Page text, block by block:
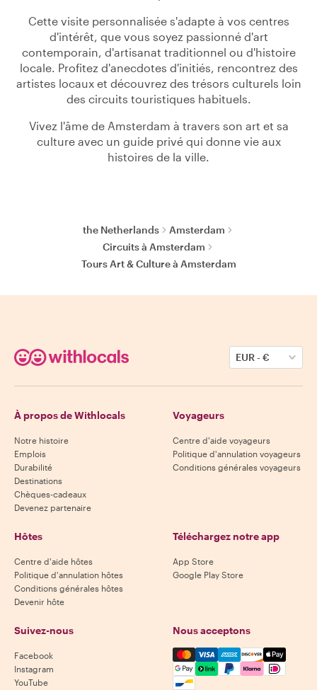
Cette visite personnalisée s'adapte à vos centres
d'intérêt, que vous soyez passionné d'art
contemporain, d'artisanat traditionnel ou d'histoire
locale. Profitez d'anecdotes d'initiés, rencontrez des
artistes locaux et découvrez des trésors culturels loin
des circuits touristiques habituels.
Vivez l'âme de Amsterdam à travers son art et sa
culture avec un guide privé qui donne vie aux
histoires de la ville.
the Netherlands
Amsterdam
Circuits à Amsterdam
Tours Art & Culture à Amsterdam
EUR-€
À propos de Withlocals
Notre histoire
Emplois
Durabilité
Destinations
Chèques-cadeaux
Devenez partenaire
Voyageurs
Centre d'aide voyageurs
Politique d'annulation voyageurs
Conditions générales voyageurs
Hôtes
Centre d'aide hôtes
Politique d'annulation hôtes
Conditions générales hôtes
Devenir hôte
Téléchargez notre app
App Store
Google Play Store
Suivez-nous
Facebook
Instagram
YouTube
Nous acceptons
Mastercard, Visa, Amex,